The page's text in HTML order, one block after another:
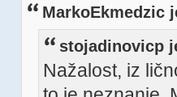
MarkoEkmedzic
stojadinovicp
Nažalost, iz